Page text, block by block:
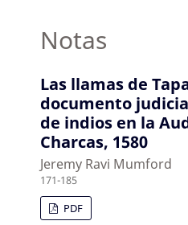
Notas
Las llamas de
documento
de indios en la
Charcas, 1580
Jeremy Ravi Mumford
171-185
PDF